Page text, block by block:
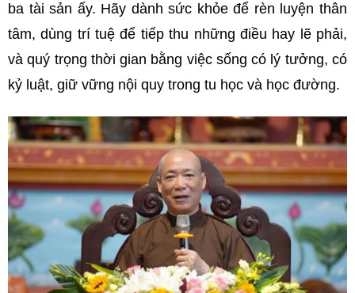
ba tài sản ấy. Hãy dành sức khỏe để rèn luyện thân
tâm, dùng trí tuệ để tiếp thu những điều hay lẽ phải,
và quý trọng thời gian bằng việc sống có lý tưởng, có
kỷ luật, giữ vững nội quy trong tu học và học đường.